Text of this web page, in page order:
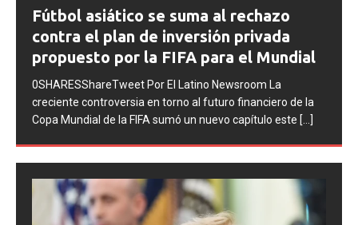
FIFA abre expedientes disciplinarios
contra Argentina tras los incidentes en
la final del Mundial 2026
0SHARESShareTweet Por El Latino Newsroom La FIFA
inició una serie de procesos disciplinarios contra la
Asociación del Fútbol Argentino (AFA), cuatro integrantes
de la selección